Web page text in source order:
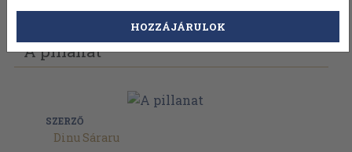
Vissza az előző oldalra Válasszon példányt
A pillanat
SZERZŐ
Dinu Sáraru
HOZZÁJÁRULOK